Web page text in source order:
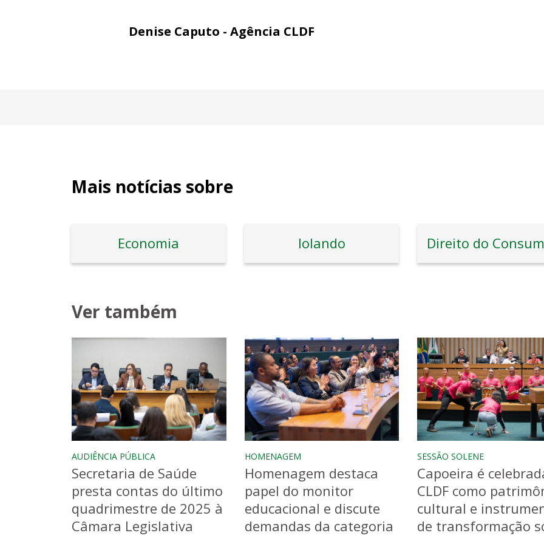
Denise Caputo - Agência CLDF
Mais notícias sobre
Economia Iolando
Ver também
AUDIÊNCIA PÚBLICA
Secretaria de Saúde
presta contas do último
quadrimestre de 2025 à
Câmara Legislativa
HOMENAGEM
Homenagem destaca
papel do monitor
educacional e discute
demandas da categoria
SESSÃO SOLENE
Capoeira é
CLDF como
cultural e
de transformação